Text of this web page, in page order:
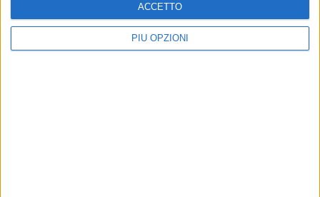
PIÙ OPZIONI
ACCETTO